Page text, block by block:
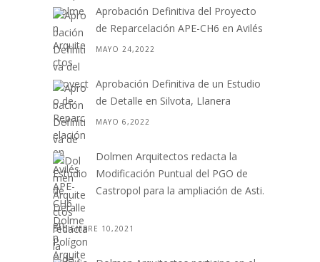
Aprobación Definitiva del Proyecto
de Reparcelación APE-CH6 en Avilés
MAYO 24,2022
Aprobación Definitiva de un Estudio
de Detalle en Silvota, Llanera
MAYO 6,2022
Dolmen Arquitectos redacta la
Modificación Puntual del PGO de
Castropol para la ampliación de Asti.
. .
DICIEMBRE 10,2021